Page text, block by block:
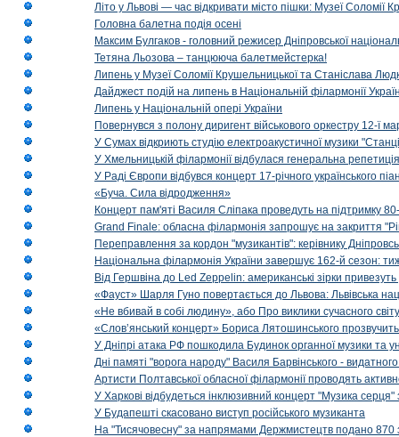
Літо у Львові — час відкривати місто пішки: Музеї Соломії
Головна балетна подія осені
Максим Булгаков - головний режисер Дніпровської
Тетяна Льозова – танцююча балетмейстерка!
Липень у Музеї Соломії Крушельницької та Станіслава
Дайджест подій на липень в Національній філармонії
Липень у Національній опері України
Повернувся з полону диригент військового оркестру 12-ї
У Сумах відкриють студію електроакустичної музики
У Хмельницькій філармонії відбулася генеральна
У Раді Європи відбувся концерт 17-річного українського
«Буча. Сила відродження»
Концерт пам'яті Василя Сліпака проведуть на підтримку
Grand Finale: обласна філармонія запрошує на закриття
Переправлення за кордон "музикантів": керівнику
Національна філармонія України завершує 162-й сезон:
Від Гершвіна до Led Zeppelin: американські зірки
«Фауст» Шарля Гуно повертається до Львова: Львівська
«Не вбивай в собі людину», або Про виклики сучасного світу
«Слов’янський концерт» Бориса Лятошинського
У Дніпрі атака РФ пошкодила Будинок органної музики та
Дні памяті "ворога народу" Василя Барвінського -
Артисти Полтавської обласної філармонії проводять
У Харкові відбудеться інклюзивний концерт "Музика
У Будапешті скасовано виступ російського музиканта
На "Тисячовесну" за напрямами Держмистецтв подано 870